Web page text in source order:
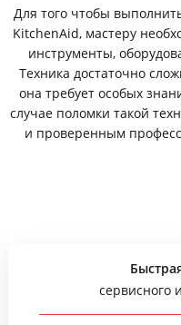
Для того чтобы
KitchenAid, мастеру
инструменты,
Техника достаточно
она требует особых
случае поломки такой
и проверенным
сервисного